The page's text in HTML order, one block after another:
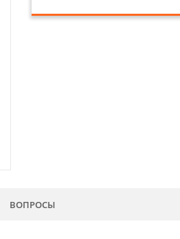
ВОПРОСЫ